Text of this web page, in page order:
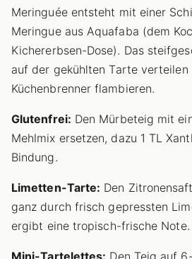
Meringuée entsteht mit einer
Meringue aus Aquafaba (dem
Kichererbsen-Dose). Das
auf der gekühlten Tarte verteilen
Küchenbrenner flambieren.
Glutenfrei: Den Mürbeteig mit
Mehlmix ersetzen, dazu 1 TL
Bindung.
Limetten-Tarte: Den
ganz durch frisch gepressten
ergibt eine tropisch-frische Note.
Mini-Tartelettes: Den Teig auf